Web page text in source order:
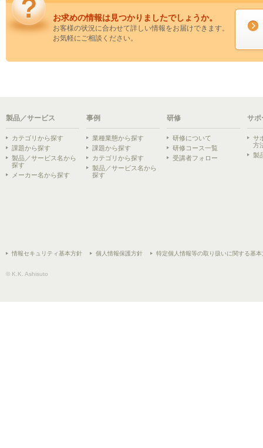
お求めの情報は見つかりましたでしょうか。
お客様の状況に合わせて詳しい情報をお届けできます。
お気軽にご相談ください。
製品／サービス
カテゴリから探す
課題から探す
製品／サービス名から
探す
メーカー名から探す
事例
業種業態から探す
課題から探す
カテゴリから探す
製品／サービス名から
探す
研修
研修について
研修コース一覧
受講者フォロー
サポ
サ
方
製
情報セキュリティ基本方針 個人情報保護方針 特定個人情報等の取り扱いに関する基本
© K.K. Ashisuto